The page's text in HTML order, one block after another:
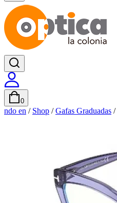
0
ndo en / Shop / Gafas Graduadas /